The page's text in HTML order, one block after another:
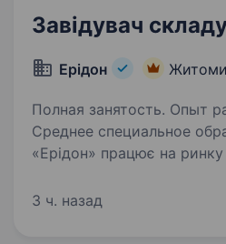
Завідувач
Ерідон
Полная занятость. Опыт
Среднее специальное
«Ерідон» працює на
сільськогосподарських
3 ч. назад